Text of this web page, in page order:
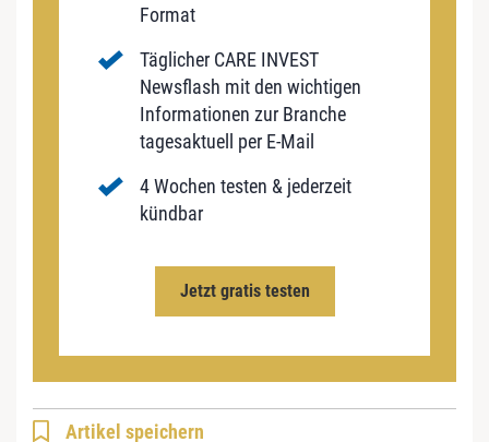
Format
Täglicher CARE INVEST
Newsflash mit den wichtigen
Informationen zur Branche
tagesaktuell per E-Mail
4 Wochen testen & jederzeit
kündbar
Jetzt gratis testen
Artikel speichern